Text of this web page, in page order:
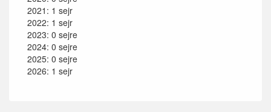
2021: 1 sejr
2022: 1 sejr
2023: 0 sejre
2024: 0 sejre
2025: 0 sejre
2026: 1 sejr